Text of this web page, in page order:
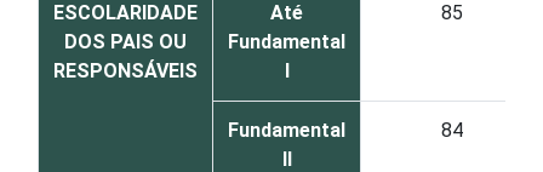
ESCOLARIDADE
DOS PAIS OU
RESPONSÁVEIS
Até
Fundamental
I
85
Fundamental
II
84